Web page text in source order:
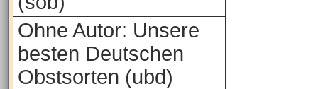
Ohne Autor: Unsere
besten Deutschen
Obstsorten (ubd)